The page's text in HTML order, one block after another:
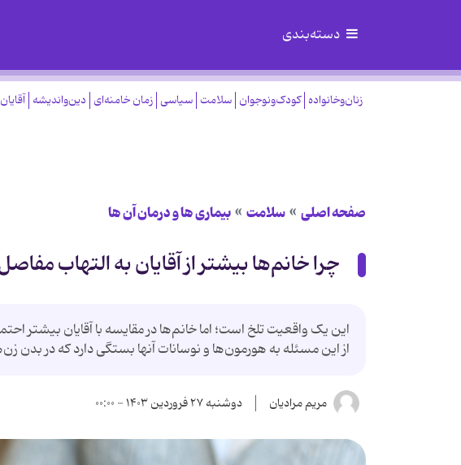
دسته‌بندی
زنان‌وخانواده کودک‌ونوجوان سلامت سیاسی زمان خامنه‌ای دین‌واندیشه آقایان
صفحه اصلی سلامت بیماری ها و درمان آن ها
چرا خانم‌ها بیشتر از آقایان به التهاب
این یک واقعیت تلخ است؛ اما خانم‌ها در مقایسه با آقایان بیشتر
از این مسئله به هورمون‌ها و نوسانات آنها بستگی دارد که در بدن
مریم مرادیان دوشنبه ۲۷ فروردین ۱۴۰۳ - ۰۰:۰۰